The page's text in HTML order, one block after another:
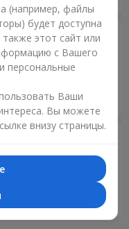
свежие и в точности
для моряка!
Оперативно, Все
раз Огромное
(например, файлы
будет доступна
этот сайт или
с Вашего
персональные
Ваши
Вы можете
внизу страницы.